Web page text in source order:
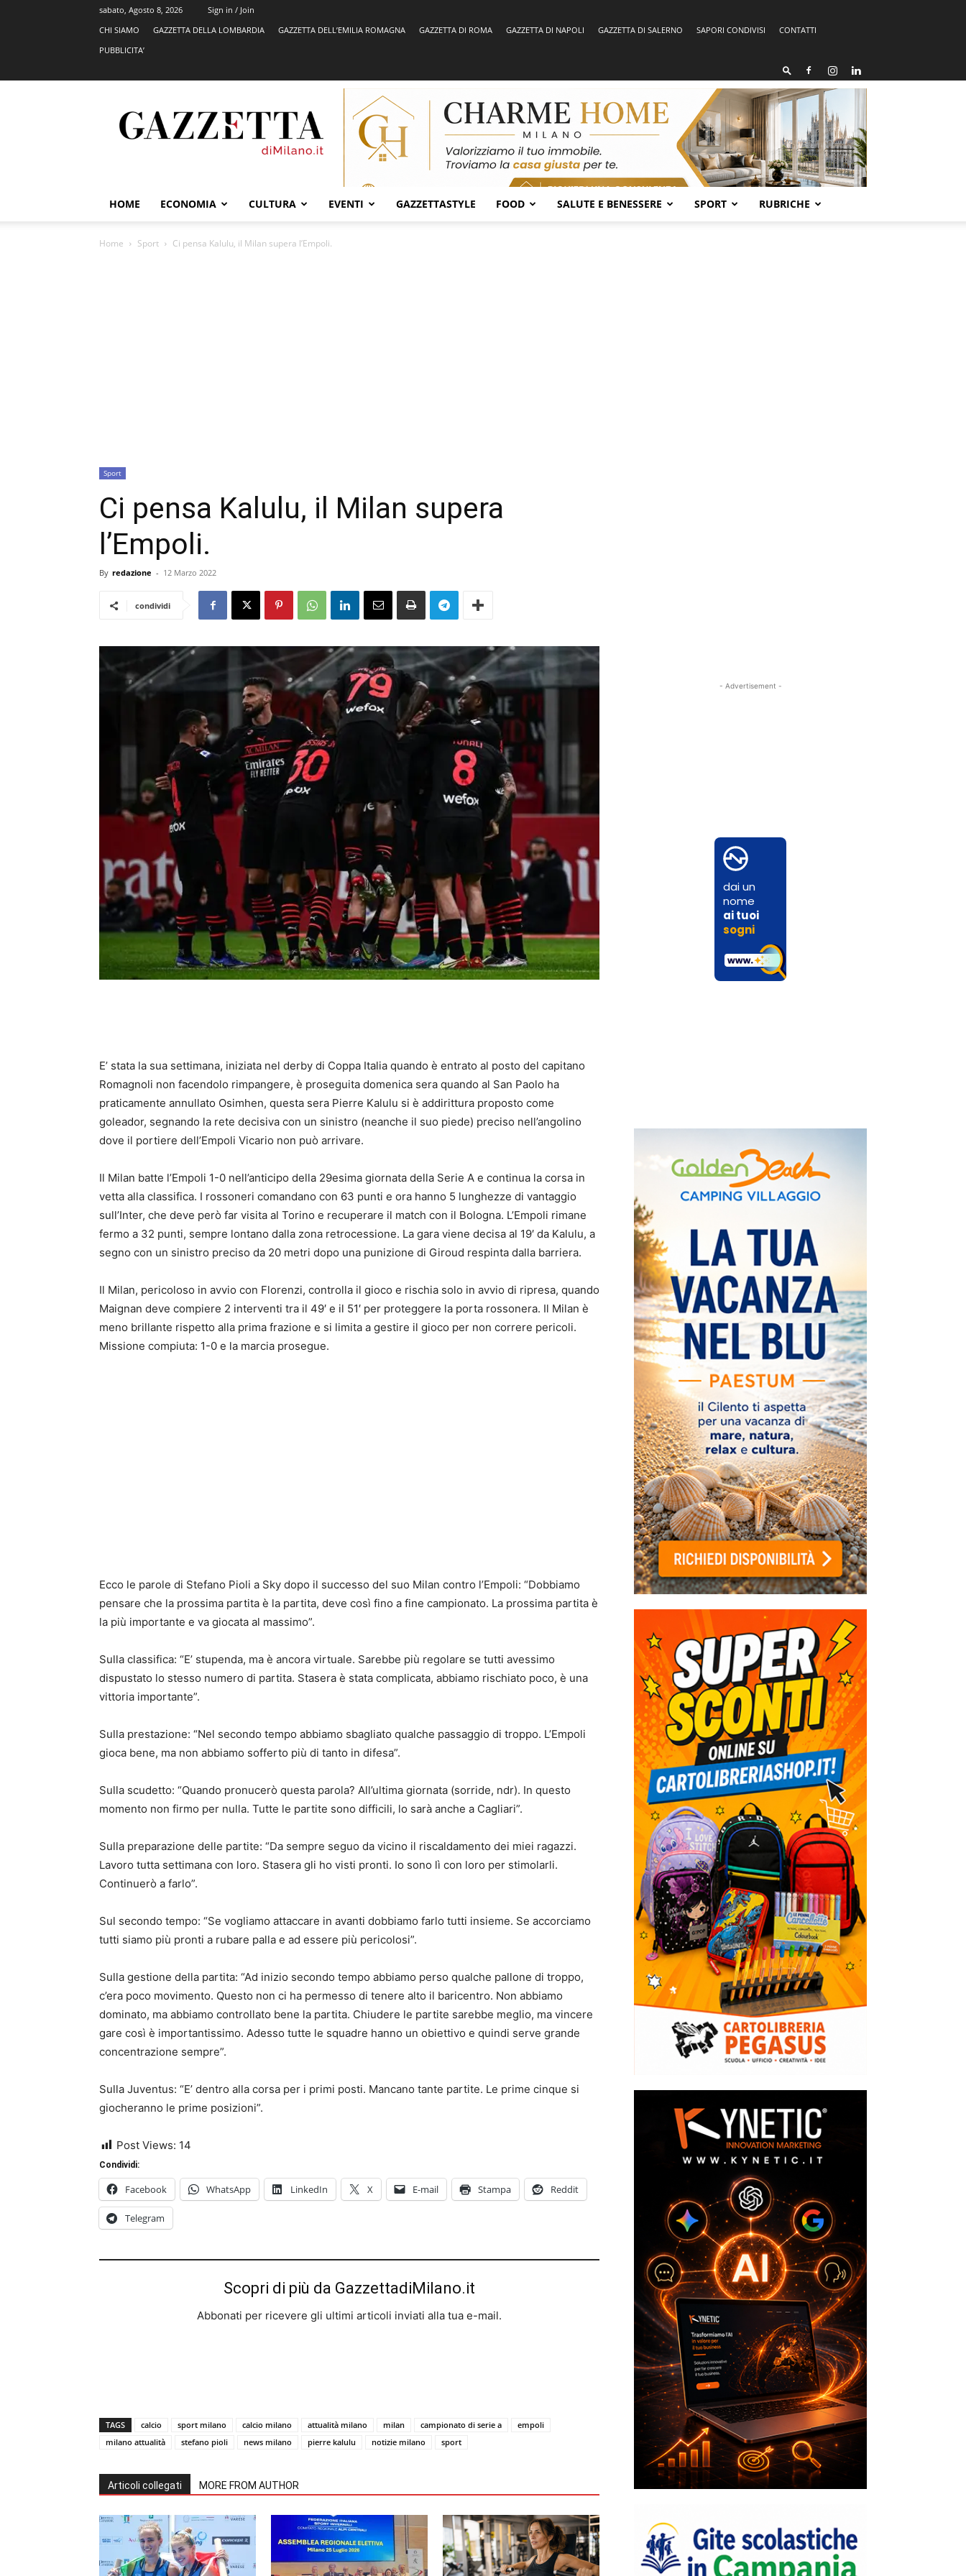
sabato, Agosto 8, 2026
Sign in / Join
CHI SIAMO
GAZZETTA DELLA LOMBARDIA GAZZETTA DELL’EMILIA ROMAGNA GAZZETTA DI ROMA GAZZETTA DI NAPOLI GAZZETTA DI SALERNO SAPORI CONDIVISI
CONTATTI
PUBBLICITA’
HOME ECONOMIA CULTURA EVENTI GAZZETTASTYLE FOOD SALUTE E BENESSERE SPORT RUBRICHE
Home Sport Ci pensa Kalulu, il Milan supera l’Empoli.
Sport
Ci pensa Kalulu, il Milan supera
l’Empoli.
By redazione - 12 Marzo 2022
condividi
E’ stata la sua settimana, iniziata nel derby di Coppa Italia quando è entrato al posto del capitano
Romagnoli non facendolo rimpangere, è proseguita domenica sera quando al San Paolo ha
praticamente annullato Osimhen, questa sera Pierre Kalulu si è addirittura proposto come
goleador, segnando la rete decisiva con un sinistro (neanche il suo piede) preciso nell’angolino
dove il portiere dell’Empoli Vicario non può arrivare.
Il Milan batte l’Empoli 1-0 nell’anticipo della 29esima giornata della Serie A e continua la corsa in
vetta alla classifica. I rossoneri comandano con 63 punti e ora hanno 5 lunghezze di vantaggio
sull’Inter, che deve però far visita al Torino e recuperare il match con il Bologna. L’Empoli rimane
fermo a 32 punti, sempre lontano dalla zona retrocessione. La gara viene decisa al 19′ da Kalulu, a
segno con un sinistro preciso da 20 metri dopo una punizione di Giroud respinta dalla barriera.
Il Milan, pericoloso in avvio con Florenzi, controlla il gioco e rischia solo in avvio di ripresa, quando
Maignan deve compiere 2 interventi tra il 49′ e il 51′ per proteggere la porta rossonera. Il Milan è
meno brillante rispetto alla prima frazione e si limita a gestire il gioco per non correre pericoli.
Missione compiuta: 1-0 e la marcia prosegue.
Ecco le parole di Stefano Pioli a Sky dopo il successo del suo Milan contro l’Empoli: “Dobbiamo
pensare che la prossima partita è la partita, deve così fino a fine campionato. La prossima partita è
la più importante e va giocata al massimo”.
Sulla classifica: “E’ stupenda, ma è ancora virtuale. Sarebbe più regolare se tutti avessimo
dispustato lo stesso numero di partita. Stasera è stata complicata, abbiamo rischiato poco, è una
vittoria importante”.
Sulla prestazione: “Nel secondo tempo abbiamo sbagliato qualche passaggio di troppo. L’Empoli
gioca bene, ma non abbiamo sofferto più di tanto in difesa”.
Sulla scudetto: “Quando pronucerò questa parola? All’ultima giornata (sorride, ndr). In questo
momento non firmo per nulla. Tutte le partite sono difficili, lo sarà anche a Cagliari”.
Sulla preparazione delle partite: “Da sempre seguo da vicino il riscaldamento dei miei ragazzi.
Lavoro tutta settimana con loro. Stasera gli ho visti pronti. Io sono lì con loro per stimolarli.
Continuerò a farlo”.
Sul secondo tempo: “Se vogliamo attaccare in avanti dobbiamo farlo tutti insieme. Se accorciamo
tutti siamo più pronti a rubare palla e ad essere più pericolosi”.
Sulla gestione della partita: “Ad inizio secondo tempo abbiamo perso qualche pallone di troppo,
c’era poco movimento. Questo non ci ha permesso di tenere alto il baricentro. Non abbiamo
dominato, ma abbiamo controllato bene la partita. Chiudere le partite sarebbe meglio, ma vincere
gare così è importantissimo. Adesso tutte le squadre hanno un obiettivo e quindi serve grande
concentrazione sempre”.
Sulla Juventus: “E’ dentro alla corsa per i primi posti. Mancano tante partite. Le prime cinque si
giocheranno le prime posizioni”.
Post Views: 14
Condividi:
Facebook WhatsApp LinkedIn X E-mail Stampa Reddit
Telegram
Scopri di più da GazzettadiMilano.it
Abbonati per ricevere gli ultimi articoli inviati alla tua e-mail.
TAGS calcio sport milano calcio milano attualità milano milan campionato di serie a
empoli
milano attualità
stefano pioli news milano pierre kalulu notizie milano sport
Articoli collegati MORE FROM AUTHOR
- Advertisement -